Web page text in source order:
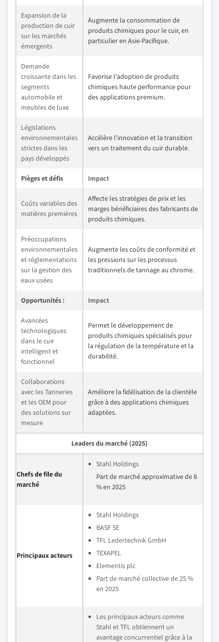
Expansion de la
production de cuir
sur les marchés
émergents
Augmente la consommation de
produits chimiques pour le cuir, en
particulier en Asie-Pacifique.
Demande
croissante dans les
segments
automobile et
meubles de luxe
Favorise l'adoption de produits
chimiques haute performance pour
des applications premium.
Législations
environnementales
strictes dans les
pays développés
Accélère l'innovation et la transition
vers un traitement du cuir durable.
Pièges et défis Impact
Coûts variables des
matières premières
Affecte les stratégies de prix et les
marges bénéficiaires des fabricants de
produits chimiques.
Préoccupations
environnementales
et réglementations
sur la gestion des
eaux usées
Augmente les coûts de conformité et
les pressions sur les processus
traditionnels de tannage au chrome.
Opportunités : Impact
Avancées
technologiques
dans le cuir
intelligent et
fonctionnel
Permet le développement de
produits chimiques spécialisés pour
la régulation de la température et la
durabilité.
Collaborations
avec les Tanneries
et les OEM pour
des solutions sur
mesure
Améliore la fidélisation de la clientèle
grâce à des applications chimiques
adaptées.
Leaders du marché (2025)
Chefs de file du
marché
Stahl Holdings
Part de marché approximative de 8
% en 2025
Principaux acteurs
Stahl Holdings
BASF SE
TFL Ledertechnik GmbH
TEXAPEL
Elementis plc
Part de marché collective de 25 %
en 2025
Les principaux acteurs comme
Stahl et TFL obtiennent un
avantage concurrentiel grâce à la